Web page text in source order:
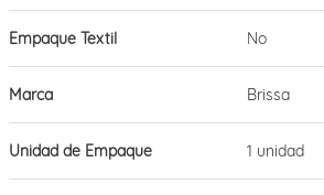
Empaque Textil No
Marca Brissa
Unidad de Empaque 1 unidad